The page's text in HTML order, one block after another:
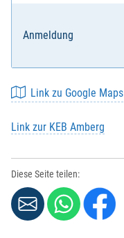
Anmeldung
Link zu Google Maps
Link zur KEB Amberg
Diese Seite teilen: